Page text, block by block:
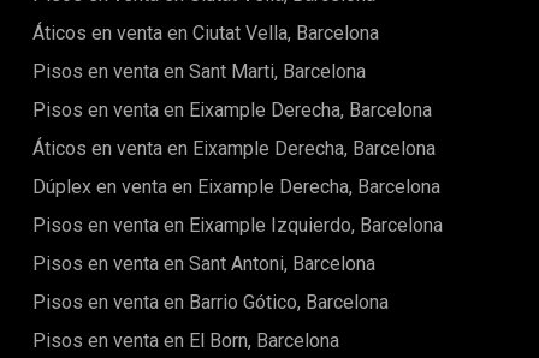
creando un entorno perfecto para celebrar reuniones o
disfrutar de tranquilas veladas con tus seres queridos. Lo
puedes disfrutar del clima mediterráneo y contemplar
excepcional ofrece una serie de comodidades deseables,
que incluyen un servicio de conserjería dedicado, un
ascensor para un fácil acceso, suelos de parquet en todas
partes y luz natural que baña cada rincón. Los sistemas de
durante todo el año, mientras que el balcón brinda un
espacio adicional para disfrutar del aire libre.Perfectamente
ubicado cerca del transporte público, este ático es ideal
para aquellos que buscan un estilo de vida conveniente y
renovación, lo que resulta en una construcción
Áticos en venta en Ciutat Vella, Barcelona
Pisos en venta en Sant Marti, Barcelona
Pisos en venta en Eixample Derecha, Barcelona
Áticos en venta en Eixample Derecha, Barcelona
Dúplex en venta en Eixample Derecha, Barcelona
Pisos en venta en Eixample Izquierdo, Barcelona
Pisos en venta en Sant Antoni, Barcelona
Pisos en venta en Barrio Gótico, Barcelona
Pisos en venta en El Born, Barcelona